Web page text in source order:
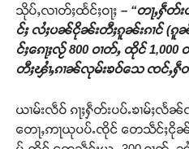
သိုပ်ႇလၢတ်ႈထႅင်ႈဝႃႈ – “တႃႇႁဵတ်
င်ႈ လႆႈပၼ်ငိုၼ်းတီႈၵူၼ်းၵၢင် (
င်ႈၵေႃႈလႂ် 800 ဝၢတ်ႇ ထိုင်
တီႈၾၢႆႇၵၢၼ်လုမ်းၶဝ်သေ ၸင်ႇႁဵတ်
ယၢမ်းလဵဝ် ၵႃႈႁဵတ်းပပ်ႉၶၢမ်ႈလႅ
တေႃႇဢႃယုပပ်ႉၸိုင် တေသဵင်ႈငိုၼ်း